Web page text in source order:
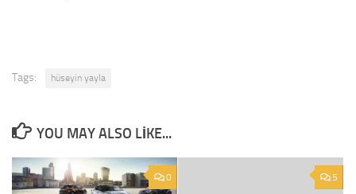
Tags: hüseyin yayla
YOU MAY ALSO LIKE...
0 5